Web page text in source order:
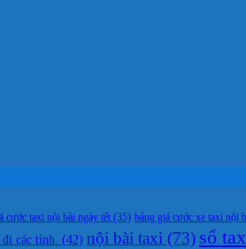
cước taxi nội bài ngày tết (35) bảng giá cước xe taxi nội
các tỉnh. (42) nội bài taxi (73) số